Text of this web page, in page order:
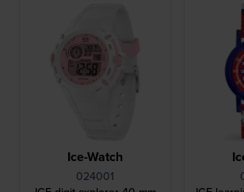
Ice-Watch
024001